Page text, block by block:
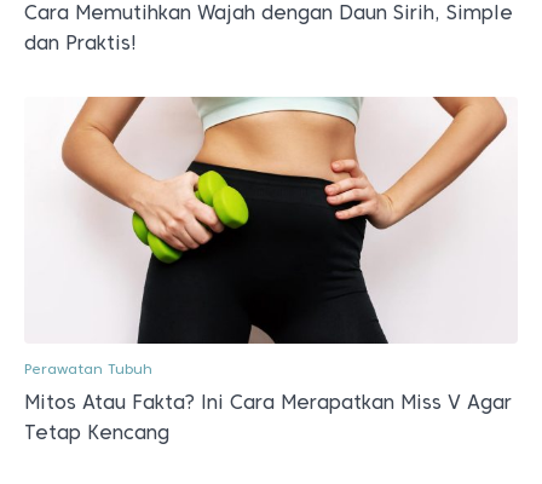
Cara Memutihkan Wajah dengan Daun Sirih, Simple
dan Praktis!
Perawatan Tubuh
Mitos Atau Fakta? Ini Cara Merapatkan Miss V Agar
Tetap Kencang